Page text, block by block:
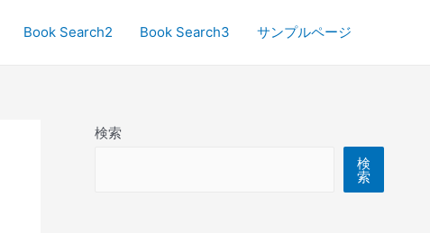
Book Search2 Book Search3 サンプルページ
検索
検
索